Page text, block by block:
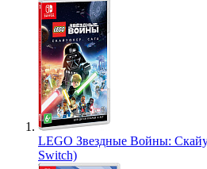
LEGO Звездные Войны:
Switch)